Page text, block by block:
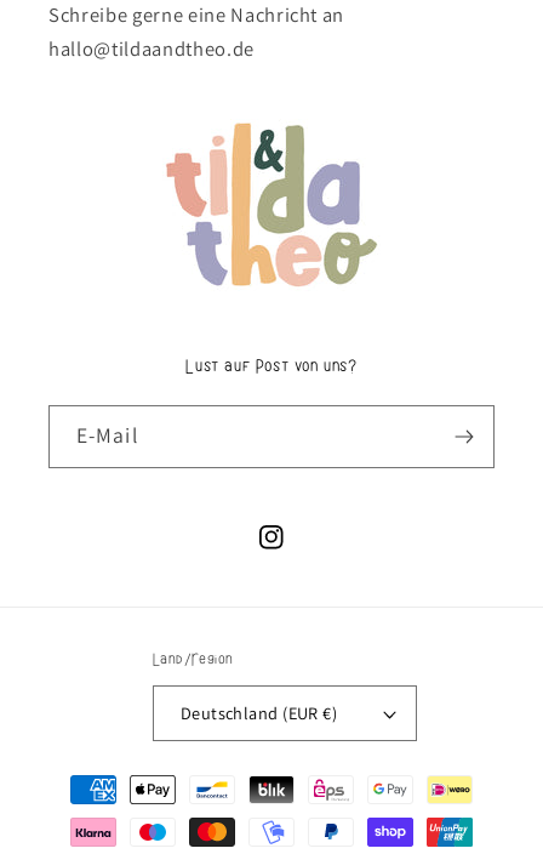
Schreibe gerne eine Nachricht an
hallo@tildaandtheo.de
Lust auf Post von uns?
E-Mail
Instagram
Land/Region
Deutschland (EUR €)
Zahlungsmethoden